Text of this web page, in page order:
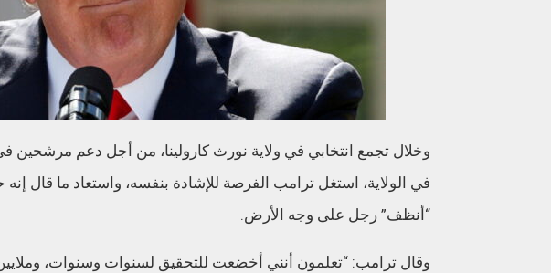
وخلال تجمع انتخابي في ولاية نورث كارولينا، من أجل دعم مرشحين
في الولاية، استغل ترامب الفرصة للإشادة بنفسه، واستعاد ما قال
“أنظف” رجل على وجه الأرض.
وقال ترامب: “تعلمون أنني أخضعت للتحقيق لسنوات وسنوات، وملايين